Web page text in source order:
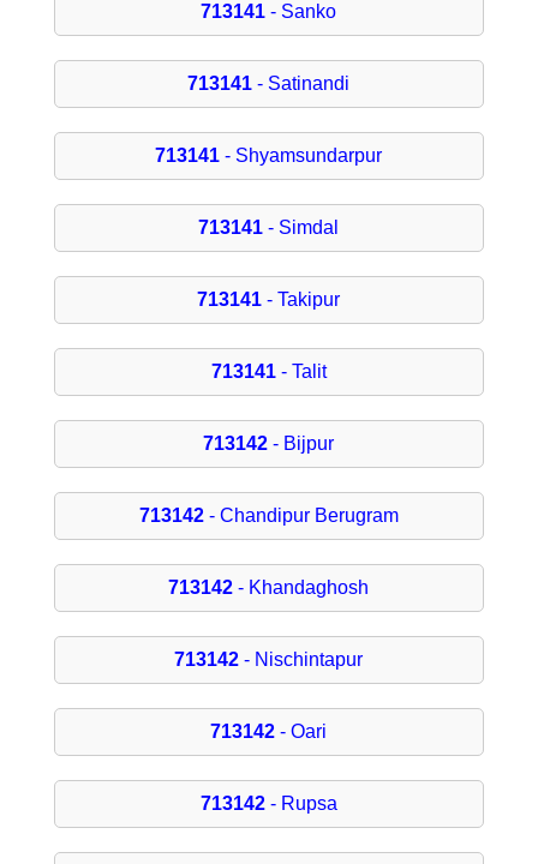
713141 - Sanko
713141 - Satinandi
713141 - Shyamsundarpur
713141 - Simdal
713141 - Takipur
713141- Talit
713142 - Bijpur
713142- Chandipur Berugram
713142 - Khandaghosh
713142 - Nischintapur
713142 - Oari
713142- Rupsa